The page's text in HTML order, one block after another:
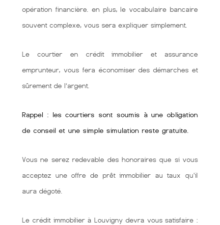
opération financière. en plus, le vocabulaire bancaire
souvent complexe, vous sera expliquer simplement.
Le courtier en crédit immobilier et assurance
emprunteur, vous fera économiser des démarches et
sûrement de l’argent.
Rappel : les courtiers sont soumis à une obligation
de conseil et une simple simulation reste gratuite.
Vous ne serez redevable des honoraires que si vous
acceptez une offre de prêt immobilier au taux qu'il
aura dégoté.
Le crédit immobilier à Louvigny devra vous satisfaire :